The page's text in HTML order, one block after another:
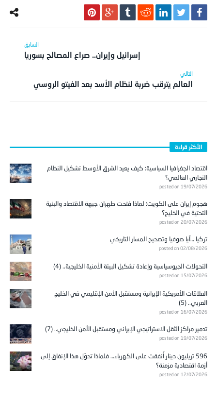
إسرائيل وإيران.. صراع المصالح بسوريا
العالم يترقب ضربة لنظام الأسد بعد الفيتو الروسي
الأكثر قراءة
اقتصاد الجغرافيا السياسية: كيف يعيد الشرق الأوسط تشكيل النظام
التجاري العالمي؟
posted on 19/07/2026
هجوم إيران على الكويت: لماذا فتحت طهران جبهة الاقتصاد والبنية
التحتية في الخليج؟
posted on 20/07/2026
تركيا …آيا صوفيا وتصحيح المسار التاريخي
posted on 02/08/2026
التحولات الجيوسياسية وإعادة تشكيل البيئة الأمنية الخليجية.. (4)
posted on 15/07/2026
العلاقات الأمريكية الإيرانية ومستقبل الأمن الإقليمي في الخليج
العربي.. (5)
posted on 16/07/2026
تدمير مراكز الثقل الاستراتيجي الإيراني ومستقبل الأمن الخليجي.. (7)
posted on 19/07/2026
596 تريليون دينار أُنفقت على الكهرباء… فلماذا تحوّل هذا الإنفاق إلى
أزمة اقتصادية مزمنة؟
posted on 12/07/2026